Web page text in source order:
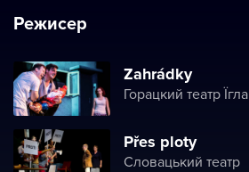
Режисер
Zahrádky
Горацкий театр
Přes ploty
Словацький театр